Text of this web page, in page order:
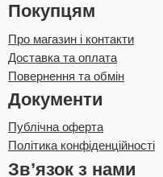
Покупцям
Про магазин і контакти
Доставка та оплата
Повернення та обмін
Документи
Публічна оферта
Політика конфіденційності
Зв’язок з нами